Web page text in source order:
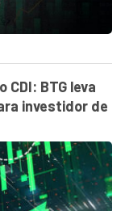
BTG leva
investidor de